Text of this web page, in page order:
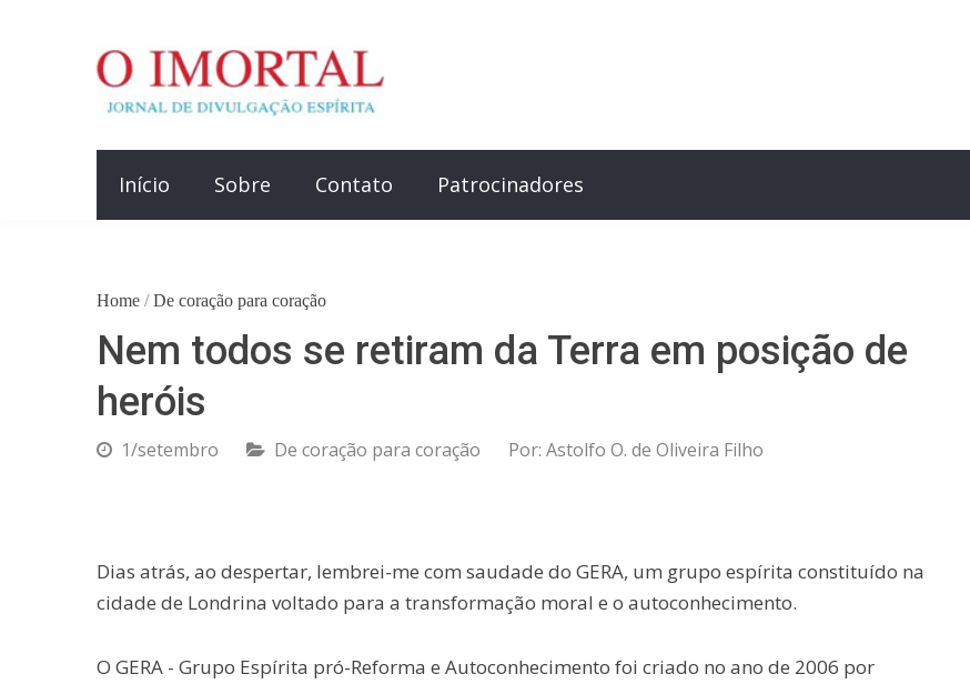
Início Sobre Contato Patrocinadores
Home / De coração para coração
Nem todos se retiram da Terra em posição de
heróis
1/setembro De coração para coração Por: Astolfo O. de Oliveira Filho
Dias atrás, ao despertar, lembrei-me com saudade do GERA, um grupo espírita constituído na
cidade de Londrina voltado para a transformação moral e o autoconhecimento.
O GERA - Grupo Espírita pró-Reforma e Autoconhecimento foi criado no ano de 2006 por